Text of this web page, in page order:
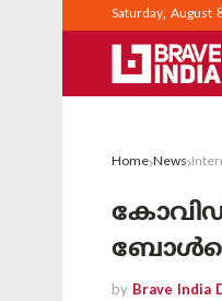
Saturday, August
Home News
by Brave India